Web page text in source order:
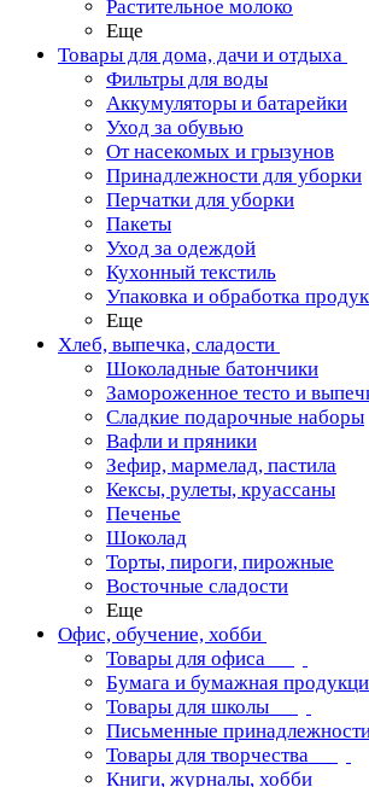
Растительное молоко
Еще
Товары для дома, дачи и отдыха
Фильтры для воды
Аккумуляторы и батарейки
Уход за обувью
От насекомых и грызунов
Принадлежности для уборки
Перчатки для уборки
Пакеты
Уход за одеждой
Кухонный текстиль
Упаковка и обработка
Еще
Хлеб, выпечка, сладости
Шоколадные батончики
Замороженное тесто и
Сладкие подарочные наборы
Вафли и пряники
Зефир, мармелад, пастила
Кексы, рулеты, круассаны
Печенье
Шоколад
Торты, пироги, пирожные
Восточные сладости
Еще
Офис, обучение, хобби
Товары для офиса
Бумага и бумажная
Товары для школы
Письменные
Товары для творчества
Книги, журналы, хобби